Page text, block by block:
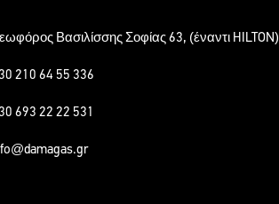
Βασιλίσσης Σοφίας 63, (έναντι HILTON)
210 64 55 336
693 22 22 531